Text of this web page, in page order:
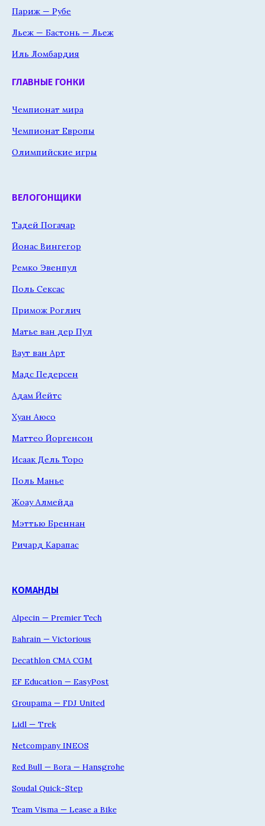
Париж — Рубе
Льеж — Бастонь — Льеж
Иль Ломбардия
ГЛАВНЫЕ ГОНКИ
Чемпионат мира
Чемпионат Европы
Олимпийские игры
ВЕЛОГОНЩИКИ
Тадей Погачар
Йонас Вингегор
Ремко Эвенпул
Поль Сексас
Примож Роглич
Матье ван дер Пул
Ваут ван Арт
Мадс Педерсен
Адам Йейтс
Хуан Аюсо
Маттео Йоргенсон
Исаак Дель Торо
Поль Манье
Жоау Алмейда
Мэттью Бреннан
Ричард Карапас
КОМАНДЫ
Alpecin — Premier Tech
Bahrain — Victorious
Decathlon CMA CGM
EF Education — EasyPost
Groupama — FDJ United
Lidl — Trek
Netcompany INEOS
Red Bull — Bora — Hansgrohe
Soudal Quick-Step
Team Visma — Lease a Bike